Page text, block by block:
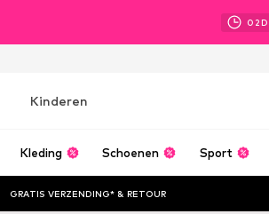
02D
Kinderen
Kleding Schoenen Sport
GRATIS VERZENDING* & RETOUR